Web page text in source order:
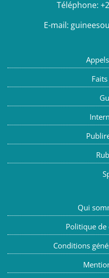
Téléphone:
E-mail:
Qui
Politique
Conditions